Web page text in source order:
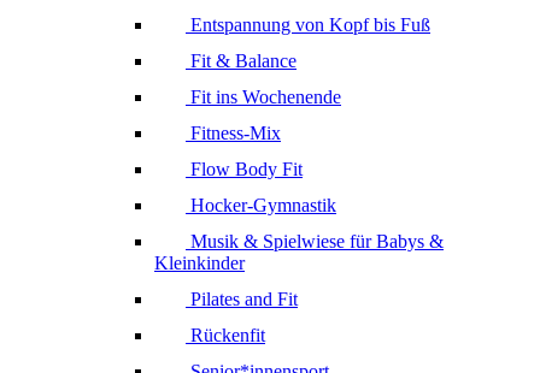
Entspannung von Kopf bis Fuß
Fit & Balance
Fit ins Wochenende
Fitness-Mix
Flow Body Fit
Hocker-Gymnastik
Musik & Spielwiese für Babys &
Kleinkinder
Pilates and Fit
Rückenfit